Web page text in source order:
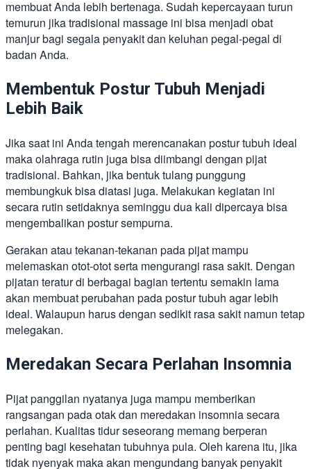
membuat Anda lebih bertenaga. Sudah kepercayaan turun
temurun jika tradisional massage ini bisa menjadi obat
manjur bagi segala penyakit dan keluhan pegal-pegal di
badan Anda.
Membentuk Postur Tubuh Menjadi
Lebih Baik
Jika saat ini Anda tengah merencanakan postur tubuh ideal
maka olahraga rutin juga bisa diimbangi dengan pijat
tradisional. Bahkan, jika bentuk tulang punggung
membungkuk bisa diatasi juga. Melakukan kegiatan ini
secara rutin setidaknya seminggu dua kali dipercaya bisa
mengembalikan postur sempurna.
Gerakan atau tekanan-tekanan pada pijat mampu
melemaskan otot-otot serta mengurangi rasa sakit. Dengan
pijatan teratur di berbagai bagian tertentu semakin lama
akan membuat perubahan pada postur tubuh agar lebih
ideal. Walaupun harus dengan sedikit rasa sakit namun tetap
melegakan.
Meredakan Secara Perlahan Insomnia
Pijat panggilan nyatanya juga mampu memberikan
rangsangan pada otak dan meredakan insomnia secara
perlahan. Kualitas tidur seseorang memang berperan
penting bagi kesehatan tubuhnya pula. Oleh karena itu, jika
tidak nyenyak maka akan mengundang banyak penyakit